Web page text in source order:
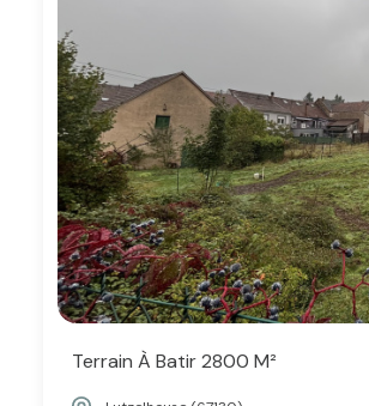
Terrain À Batir 2800 M²